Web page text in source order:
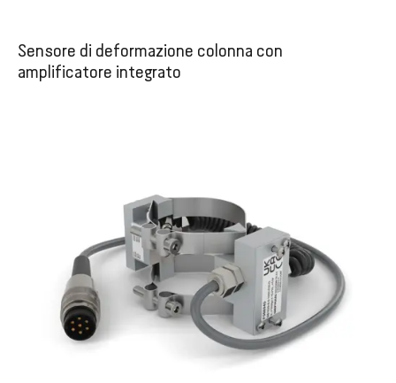
Sensore di deformazione colonna con
amplificatore integrato